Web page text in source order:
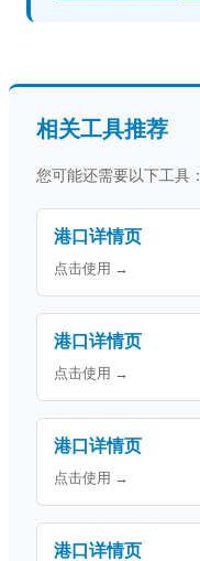
相关工具推荐
您可能还需要以下工具：
港口详情页
点击使用 →
港口详情页
点击使用 →
港口详情页
点击使用 →
港口详情页